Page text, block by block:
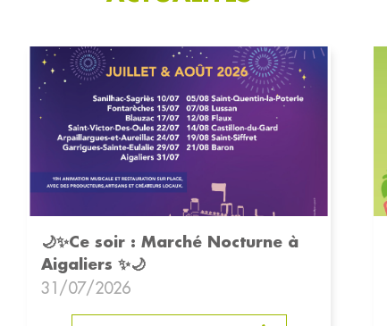
🌙✨Ce soir : Marché Nocturne à
Aigaliers ✨🌙
31/07/2026